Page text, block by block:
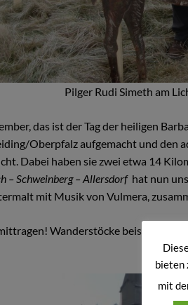
Pilger Rudi Simeth am
das ist der Tag der heiligen
Oberpfalz aufgemacht und
Dabei haben sie zwei etwa 14
– Schweinberg – Allersdorf hat nun
mit Musik von Vulmera,
Wanderstöcke beiseite
bieten
mit